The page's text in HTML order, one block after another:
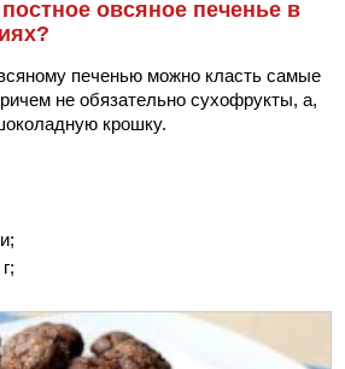
овсяное печенье в
печенью можно класть самые
не обязательно сухофрукты, а,
крошку.